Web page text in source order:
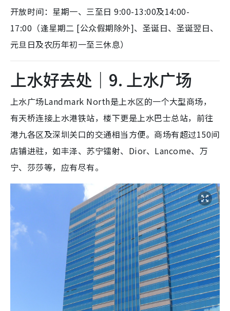
开放时间：星期一、三至日 9:00-13:00及14:00-
17:00（逢星期二 [公众假期除外]、圣诞日、圣诞翌日、
元旦日及农历年初一至三休息）
上水好去处｜9. 上水广场
上水广场Landmark North是上水区的一个大型商场，
有天桥连接上水港铁站，楼下更是上水巴士总站，前往
港九各区及深圳关口的交通相当方便。商场有超过150间
店铺进驻，如丰泽、苏宁镭射、Dior、Lancome、万
宁、莎莎等，应有尽有。